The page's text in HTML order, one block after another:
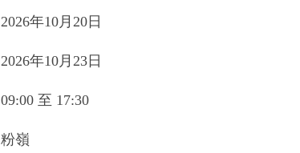
2026年10月20日
2026年10月23日
09:00 至 17:30
粉嶺